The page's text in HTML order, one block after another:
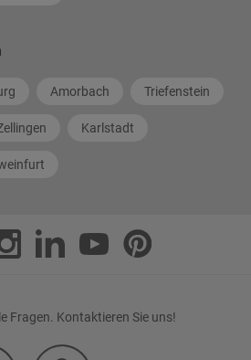
Amorbach Triefenstein
Karlstadt
Fragen. Kontaktieren Sie uns!